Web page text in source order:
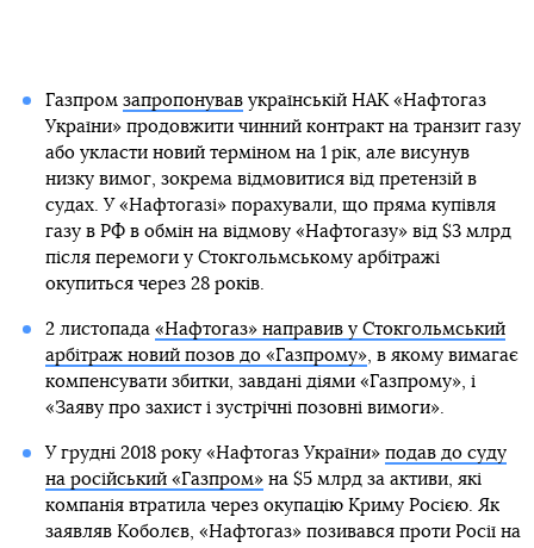
Газпром запропонувавукраїнській НАК «Нафтогаз
України» продовжити чинний контракт на транзит газу
або укласти новий терміном на 1 рік, але висунув
низку вимог, зокрема відмовитися від претензій в
судах. У «Нафтогазі» порахували, що пряма купівля
газу в РФ в обмін на відмову «Нафтогазу» від $3 млрд
після перемоги у Стокгольмському арбітражі
окупиться через 28 років.
2 листопада «Нафтогаз» направив у Стокгольмський
арбітраж новий позов до «Газпрому», в якому вимагає
компенсувати збитки, завдані діями «Газпрому», і
«Заяву про захист і зустрічні позовні вимоги».
У грудні 2018 року «Нафтогаз України» подав до суду
на російський «Газпром»на $5 млрд за активи, які
компанія втратила через окупацію Криму Росією. Як
заявляв Коболєв, «Нафтогаз» позивався проти Росії на